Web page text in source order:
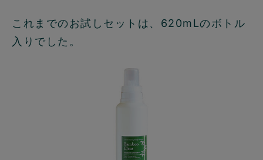
これまでのお試しセットは、620mLのボトル
入りでした。